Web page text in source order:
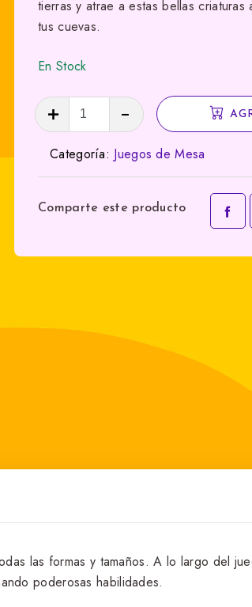
tierras y atrae a estas bellas
tus cuevas.
En Stock
Wyrmspan
cantidad
Categoría: Juegos de Mesa
Comparte este producto
las formas y tamaños. A lo largo del
poderosas habilidades.